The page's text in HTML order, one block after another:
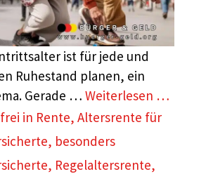
ist für jede und
Ruhestand planen, ein
Gerade … Weiterlesen …
in Rente,Altersrente für
, besonders
, Regelaltersrente,